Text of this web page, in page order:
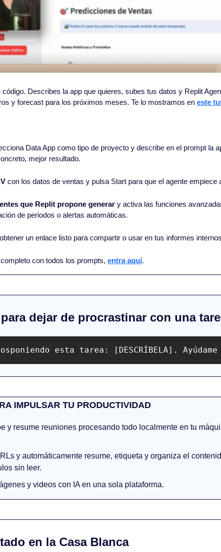
Describes la app que quieres, subes tus datos y Replit
y forecast para los próximos meses. Te lo mostramos en este
Data App como tipo de proyecto y describe en el prompt la
mejor resultado.
con los datos de ventas y pulsa Start para que el agente empiece
que Replit propone generar y activa las funciones
de periodos o alertas automáticas.
un enlace listo para compartir o usar en tus informes
con todos los prompts, entra aquí.
para dejar de procrastinar con una
esta tarea: [DESCRÍBELA].
IMPULSAR TU PRODUCTIVIDAD
y resume reuniones procesando todo localmente en tu
y automáticamente resume, etiqueta y organiza el
sin leer.
y videos con IA en una sola plataforma.
en la Casa Blanca